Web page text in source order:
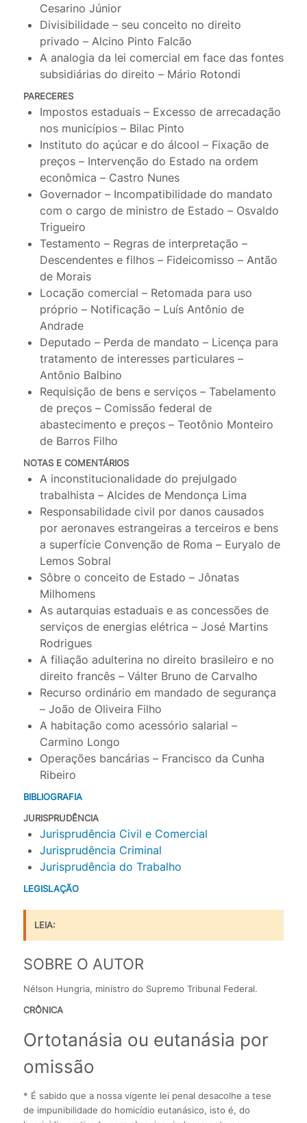
Cesarino Júnior
Divisibilidade – seu conceito no direito
privado – Alcino Pinto Falcão
A analogia da lei comercial em face das fontes
subsidiárias do direito – Mário Rotondi
PARECERES
Impostos estaduais – Excesso de arrecadação
nos municípios – Bilac Pinto
Instituto do açúcar e do álcool – Fixação de
preços – Intervenção do Estado na ordem
econômica – Castro Nunes
Governador – Incompatibilidade do mandato
com o cargo de ministro de Estado – Osvaldo
Trigueiro
Testamento – Regras de interpretação –
Descendentes e filhos – Fideicomisso – Antão
de Morais
Locação comercial – Retomada para uso
próprio – Notificação – Luís Antônio de
Andrade
Deputado – Perda de mandato – Licença para
tratamento de interesses particulares –
Antônio Balbino
Requisição de bens e serviços – Tabelamento
de preços – Comissão federal de
abastecimento e preços – Teotônio Monteiro
de Barros Filho
NOTAS E COMENTÁRIOS
A inconstitucionalidade do prejulgado
trabalhista – Alcides de Mendonça Lima
Responsabilidade civil por danos causados
por aeronaves estrangeiras a terceiros e bens
a superfície Convenção de Roma – Euryalo de
Lemos Sobral
Sôbre o conceito de Estado – Jônatas
Milhomens
As autarquias estaduais e as concessões de
serviços de energias elétrica – José Martins
Rodrigues
A filiação adulterina no direito brasileiro e no
direito francês – Válter Bruno de Carvalho
Recurso ordinário em mandado de segurança
– João de Oliveira Filho
A habitação como acessório salarial –
Carmino Longo
Operações bancárias – Francisco da Cunha
Ribeiro
BIBLIOGRAFIA
JURISPRUDÊNCIA
Jurisprudência Civil e Comercial
Jurisprudência Criminal
Jurisprudência do Trabalho
LEGISLAÇÃO
LEIA:
SOBRE O AUTOR
Nélson Hungria, ministro do Supremo Tribunal Federal.
CRÔNICA
Ortotanásia ou eutanásia por
omissão
* É sabido que a nossa vigente lei penal desacolhe a tese
de impunibilidade do homicídio eutanásico, isto é, do